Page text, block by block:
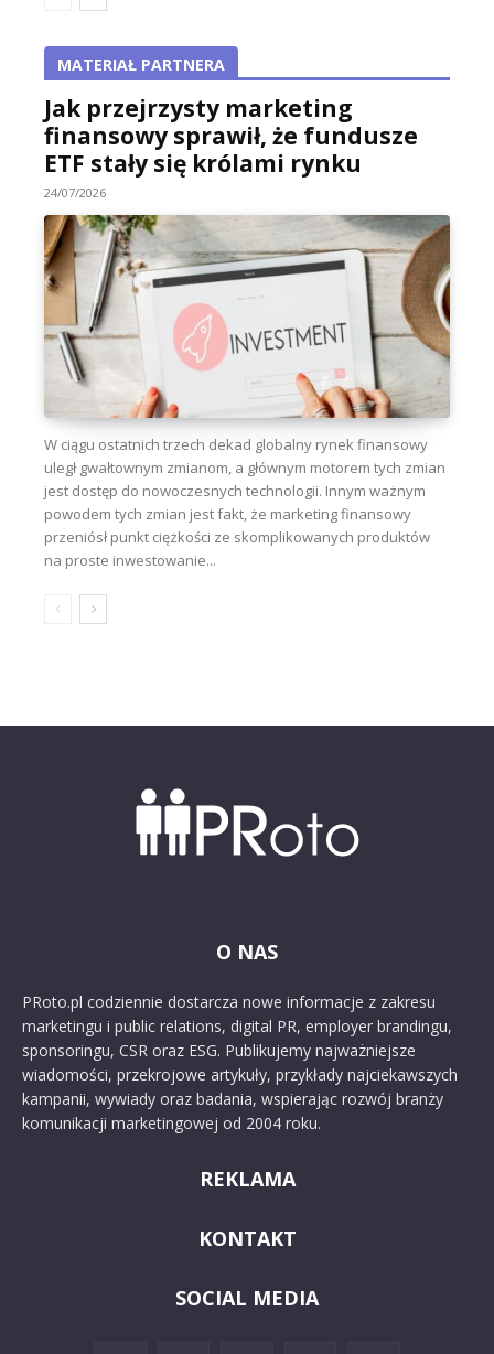
MATERIAŁ PARTNERA
Jak przejrzysty marketing
finansowy sprawił, że fundusze
ETF stały się królami rynku
24/07/2026
W ciągu ostatnich trzech dekad globalny rynek finansowy
uległ gwałtownym zmianom, a głównym motorem tych zmian
jest dostęp do nowoczesnych technologii. Innym ważnym
powodem tych zmian jest fakt, że marketing finansowy
przeniósł punkt ciężkości ze skomplikowanych produktów
na proste inwestowanie...
O NAS
PRoto.pl codziennie dostarcza nowe informacje z zakresu
marketingu i public relations, digital PR, employer brandingu,
sponsoringu, CSR oraz ESG. Publikujemy najważniejsze
wiadomości, przekrojowe artykuły, przykłady najciekawszych
kampanii, wywiady oraz badania, wspierając rozwój branży
komunikacji marketingowej od 2004 roku.
REKLAMA
KONTAKT
SOCIAL MEDIA